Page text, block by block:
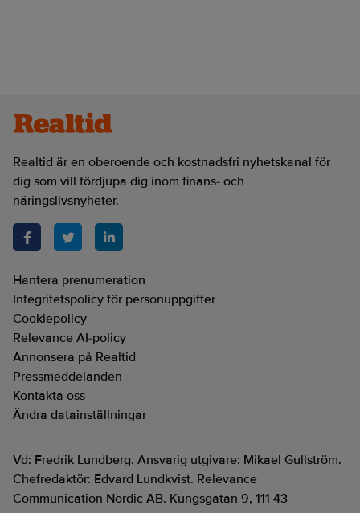
Realtid är en oberoende och kostnadsfri nyhetskanal för
dig som vill fördjupa dig inom finans- och
näringslivsnyheter.
Hantera prenumeration
Integritetspolicy för personuppgifter
Cookiepolicy
Relevance AI-policy
Annonsera på Realtid
Pressmeddelanden
Kontakta oss
Ändra datainställningar
Vd: Fredrik Lundberg. Ansvarig utgivare: Mikael Gullström.
Chefredaktör: Edvard Lundkvist. Relevance
Communication Nordic AB. Kungsgatan 9, 111 43